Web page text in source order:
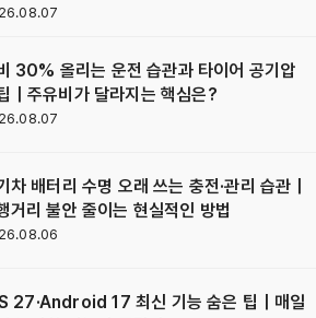
30% 올리는 운전 습관과 타이어 공기압
｜주유비가 달라지는 핵심은?
차 배터리 수명 오래 쓰는 충전·관리 습관｜
거리 불안 줄이는 현실적인 방법
27·Android 17 최신 기능 숨은 팁｜매일